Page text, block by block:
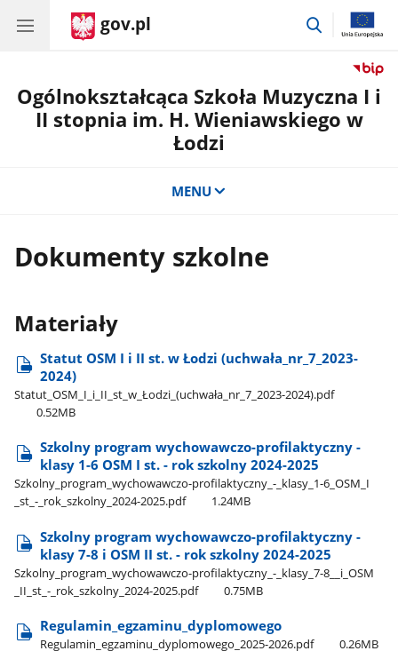
gov.pl
przejdź
Ogólnokształcąca Szkoła Muzyczna I i
II stopnia im. H. Wieniawskiego w
Łodzi
MENU
Dokumenty szkolne
Materiały
Statut OSM I i II st. w Łodzi (uchwała​_nr​_7​_2023-
2024)
Statut​_OSM​_I​_i​_II​_st​_w​_Łodzi​_(uchwała​_nr​_7​_2023-2024).pdf
0.52MB
Szkolny program wychowawczo-profilaktyczny -
klasy 1-6 OSM I st. - rok szkolny 2024-2025
Szkolny​_program​_wychowawczo-profilaktyczny​_-​_klasy​_1-6​_OSM​_I​
_st​_-​_rok​_szkolny​_2024-2025.pdf
1.24MB
Szkolny program wychowawczo-profilaktyczny -
klasy 7-8 i OSM II st. - rok szkolny 2024-2025
Szkolny​_program​_wychowawczo-profilaktyczny​_-​_klasy​_7-8​_​_i​_OSM​
_II​_st​_-​_rok​_szkolny​_2024-2025.pdf
0.75MB
Regulamin​_egzaminu​_dyplomowego
Regulamin​_egzaminu​_dyplomowego​_2025-2026.pdf 0.26MB